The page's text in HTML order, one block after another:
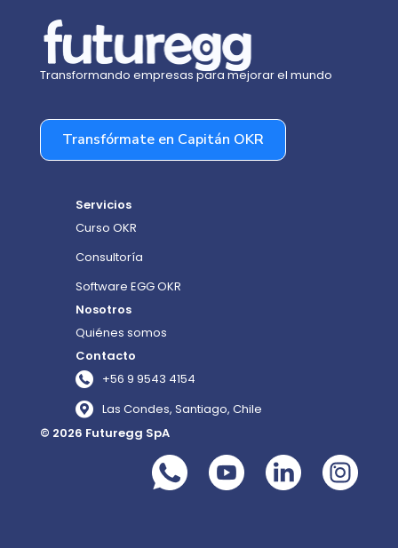
Transformando empresas para mejorar el mundo
Transfórmate en Capitán OKR
Servicios
Curso OKR
Consultoría
Software EGG OKR
Nosotros
Quiénes somos
Contacto
+56 9 9543 4154
Las Condes, Santiago, Chile
© 2026 Futuregg SpA